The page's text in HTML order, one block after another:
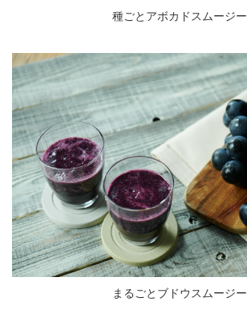
種ごとアボカドスムージー
まるごとブドウスムージー